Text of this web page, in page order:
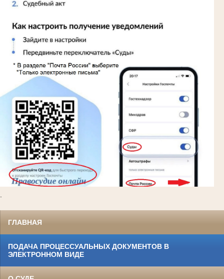
ГЛАВНАЯ
ПОДАЧА ПРОЦЕССУАЛЬНЫХ ДОКУМЕНТОВ В
ЭЛЕКТРОННОМ ВИДЕ